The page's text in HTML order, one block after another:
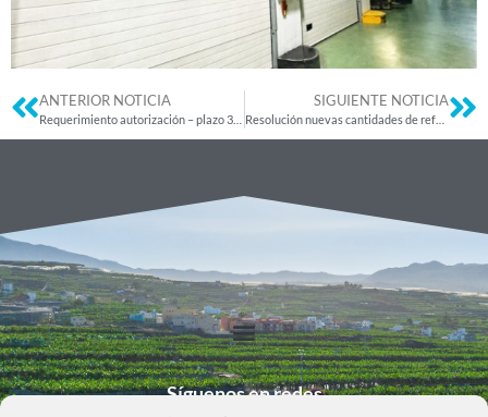
ANTERIOR NOTICIA SIGUIENTE NOTICIA
Resolución nuevas cantidades de referencia 2025-2027
Síguenos en redes